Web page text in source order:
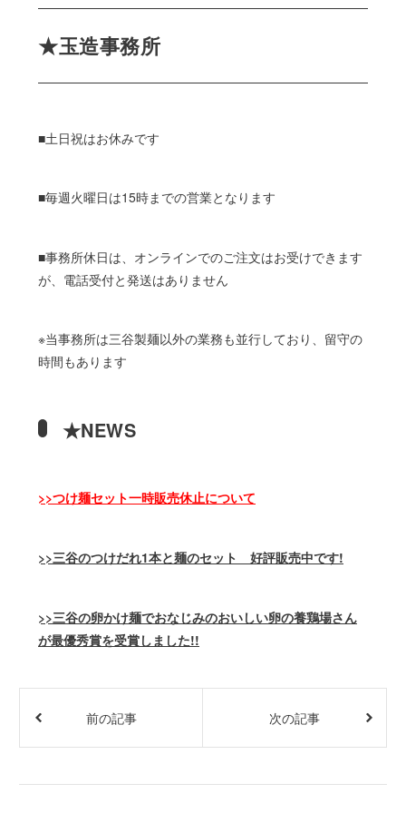
★玉造事務所
■土日祝はお休みです
■毎週火曜日は15時までの営業となります
■事務所休日は、オンラインでのご注文はお受けできます
が、電話受付と発送はありません
※当事務所は三谷製麺以外の業務も並行しており、留守の
時間もあります
★NEWS
>>つけ麺セット一時販売休止について
>>三谷のつけだれ1本と麺のセット 好評販売中です!
>>三谷の卵かけ麺でおなじみのおいしい卵の養鶏場さん
が最優秀賞を受賞しました!!
前の記事 次の記事